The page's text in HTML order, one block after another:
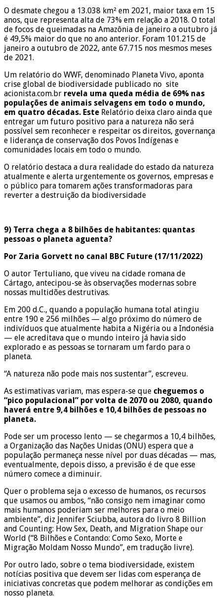
O desmate chegou a 13.038 km² em 2021, maior taxa em 15
anos, que representa alta de 73% em relação a 2018. O total
de focos de queimadas na Amazônia de janeiro a outubro já
é 49,5% maior do que no ano anterior. Foram 101.215 de
janeiro a outubro de 2022, ante 67.715 nos mesmos meses
de 2021.
Um relatório do WWF, denominado Planeta Vivo, aponta
crise global de biodiversidade publicado no site
acionista.com.br revela uma queda média de 69% nas
populações de animais selvagens em todo o mundo,
em quatro décadas. Este Relatório deixa claro ainda que
entregar um futuro positivo para a natureza não será
possível sem reconhecer e respeitar os direitos, governança
e liderança de conservação dos Povos Indígenas e
comunidades locais em todo o mundo.
O relatório destaca a dura realidade do estado da natureza
atualmente e alerta urgentemente os governos, empresas e
o público para tomarem ações transformadoras para
reverter a destruição da biodiversidade
9) Terra chega a 8 bilhões de habitantes: quantas
pessoas o planeta aguenta?
Por Zaria Gorvett no canal BBC Future (17/11/2022)
O autor Tertuliano, que viveu na cidade romana de
Cártago, antecipou-se às observações modernas sobre
nossas multidões destrutivas.
Em 200 d.C., quando a população humana total atingiu
entre 190 e 256 milhões — algo próximo do número de
indivíduos que atualmente habita a Nigéria ou a Indonésia
— ele acreditava que o mundo inteiro já havia sido
explorado e as pessoas se tornaram um fardo para o
planeta.
“A natureza não pode mais nos sustentar”, escreveu.
As estimativas variam, mas espera-se que cheguemos o
“pico populacional” por volta de 2070 ou 2080, quando
haverá entre 9,4 bilhões e 10,4 bilhões de pessoas no
planeta.
Pode ser um processo lento — se chegarmos a 10,4 bilhões,
a Organização das Nações Unidas (ONU) espera que a
população permaneça nesse nível por duas décadas — mas,
eventualmente, depois disso, a previsão é de que esse
número comece a diminuir.
Quer o problema seja o excesso de humanos, os recursos
que usamos ou ambos, “não consigo nem imaginar como
mais humanos poderiam ser melhores para o meio
ambiente”, diz Jennifer Sciubba, autora do livro 8 Billion
and Counting: How Sex, Death, and Migration Shape our
World (“8 Bilhões e Contando: Como Sexo, Morte e
Migração Moldam Nosso Mundo”, em tradução livre).
Por outro lado, sobre o tema biodiversidade, existem
notícias positiva que devem ser lidas com esperança de
iniciativas concretas que podem melhorar as condições em
nosso planeta.